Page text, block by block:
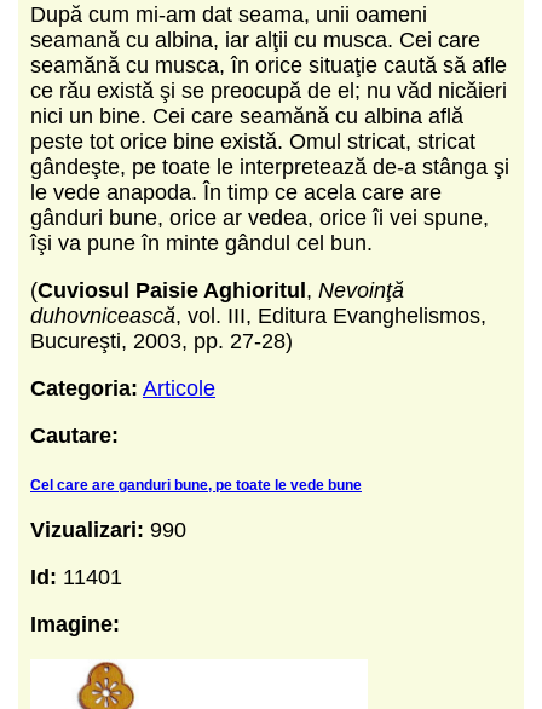
După cum mi-am dat seama, unii oameni
seamană cu albina, iar alţii cu musca. Cei care
seamănă cu musca, în orice situaţie caută să afle
ce rău există şi se preocupă de el; nu văd nicăieri
nici un bine. Cei care seamănă cu albina află
peste tot orice bine există. Omul stricat, stricat
gândeşte, pe toate le interpretează de-a stânga şi
le vede anapoda. În timp ce acela care are
gânduri bune, orice ar vedea, orice îi vei spune,
îşi va pune în minte gândul cel bun.
(Cuviosul Paisie Aghioritul, Nevoinţă
duhovnicească, vol. III, Editura Evanghelismos,
Bucureşti, 2003, pp. 27-28)
Categoria: Articole
Cautare:
Cel care are ganduri bune, pe toate le vede bune
Vizualizari: 990
Id: 11401
Imagine: